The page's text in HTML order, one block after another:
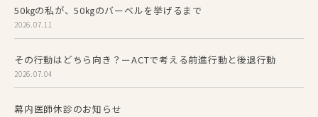
50㎏の私が、50㎏のバーベルを挙げるまで
2026.07.11
その行動はどちら向き？ーACTで考える前進行動と後退行動
2026.07.04
幕内医師休診のお知らせ